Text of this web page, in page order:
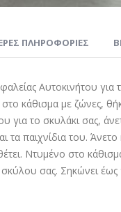
Αυτοκινήτου για
κάθισμα με ζώνες,
για το σκυλάκι σας,
τα παιχνίδια του.
Ντυμένο στο
σκύλου σας. Σηκώνει
ΠΛΗΡΟΦΟΡΊΕΣ